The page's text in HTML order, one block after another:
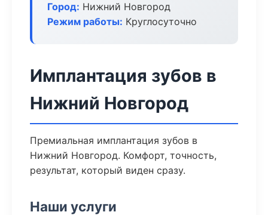
Город: Нижний Новгород
Режим работы: Круглосуточно
Имплантация зубов в
Нижний Новгород
Премиальная имплантация зубов в
Нижний Новгород. Комфорт, точность,
результат, который виден сразу.
Наши услуги